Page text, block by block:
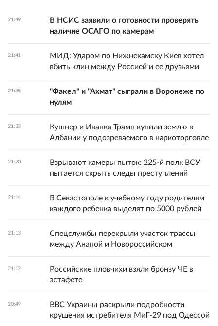
21:49
В НСИС заявили о готовности проверять
наличие ОСАГО по камерам
21:41
МИД: Ударом по Нижнекамску Киев хотел
вбить клин между Россией и ее друзьями
21:35
"Факел" и "Ахмат" сыграли в Воронеже по
нулям
21:33
Кушнер и Иванка Трамп купили землю в
Албании у подозреваемого в наркоторговле
21:20
Взрывают камеры пыток: 225-й полк ВСУ
пытается скрыть следы преступлений
21:14
В Севастополе к учебному году родителям
каждого ребенка выделят по 5000 рублей
21:13
Спецслужбы перекрыли участок трассы
между Анапой и Новороссийском
21:12
Российские пловчихи взяли бронзу ЧЕ в
эстафете
20:49
ВВС Украины раскрыли подробности
крушения истребителя МиГ-29 под Одессой